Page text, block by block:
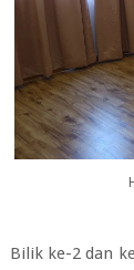
Bilik ke-2 dan